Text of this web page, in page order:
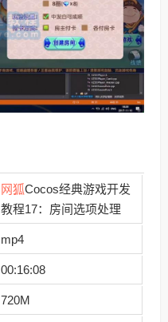
网狐Cocos经典游戏开发
教程17：房间选项处理
mp4
00:16:08
720M